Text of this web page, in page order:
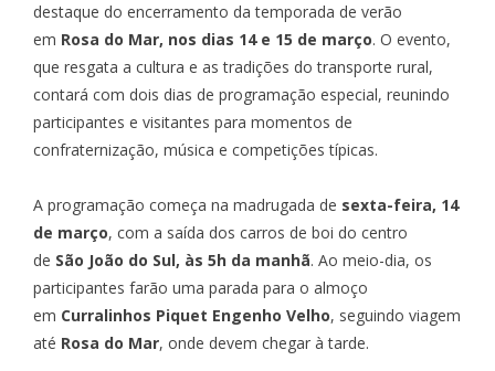
destaque do encerramento da temporada de verão
em Rosa do Mar, nos dias 14 e 15 de março. O evento,
que resgata a cultura e as tradições do transporte rural,
contará com dois dias de programação especial, reunindo
participantes e visitantes para momentos de
confraternização, música e competições típicas.
A programação começa na madrugada de sexta-feira, 14
de março, com a saída dos carros de boi do centro
de São João do Sul, às 5h da manhã. Ao meio-dia, os
participantes farão uma parada para o almoço
em Curralinhos Piquet Engenho Velho, seguindo viagem
até Rosa do Mar, onde devem chegar à tarde.